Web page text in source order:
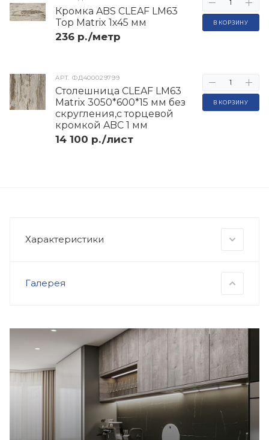
АРТ.ФД400029799
Столешница CLEAF LM63
Matrix 3050*600*15 мм без
скругления,с торцевой
кромкой ABC 1 мм
14 100 р./лист
В КОРЗИНУ
Кромка ABS CLEAF LM63
Top Matrix 1х45 мм
236 р./метр
В КОРЗИНУ
Характеристики
Галерея